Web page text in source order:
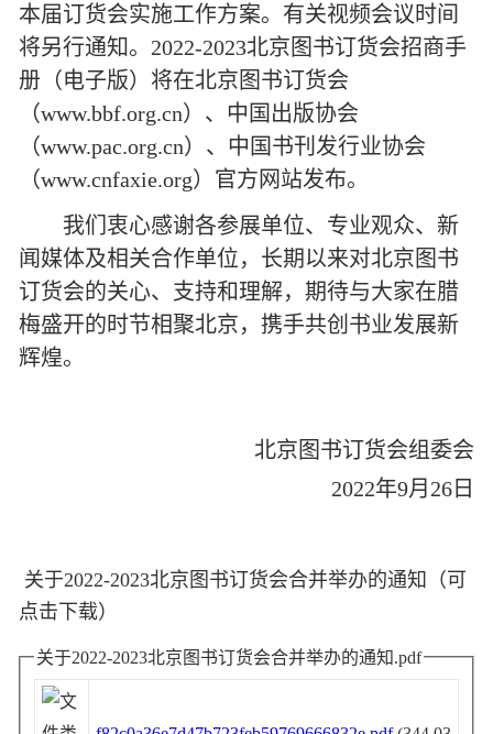
本届订货会实施工作方案。有关视频会议 时间
将另行通知。 2022-2023北京图书订货会招商手
册（电子版）将在北京图书订货会
（www.bbf.org.cn）、中国出版协会
（www.pac.org.cn）、中国书刊发行业协会
（www.cnfaxie.org）官方网站发布。
我们衷心感谢各参展单位、专业观众、新
闻媒体及相关合作单位，长期以来对北京图书
订货会的关心、支持和理解，期待与大家在腊
梅盛开的时节相聚北京，携手共创书业发展新
辉煌。
北京图书订货会组委会
2022年9月 26日
关于2022-2023北京图书订货会合并举办的通知（可
点击下载）
关于2022-2023北京图书订货会合并举办的通知.pdf